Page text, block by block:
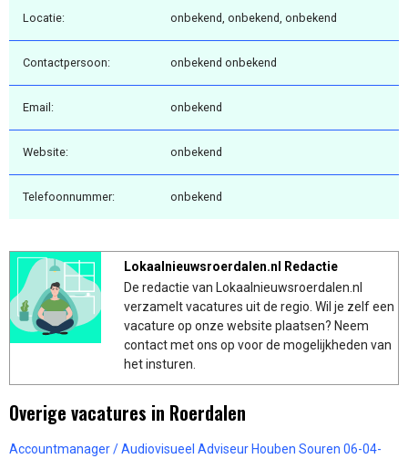
Locatie: onbekend, onbekend, onbekend
Contactpersoon: onbekend onbekend
Email: onbekend
Website: onbekend
Telefoonnummer: onbekend
Lokaalnieuwsroerdalen.nl Redactie
De redactie van Lokaalnieuwsroerdalen.nl
verzamelt vacatures uit de regio. Wil je zelf een
vacature op onze website plaatsen? Neem
contact met ons op voor de mogelijkheden van
het insturen.
Overige vacatures in Roerdalen
Accountmanager / Audiovisueel Adviseur Houben Souren 06-04-